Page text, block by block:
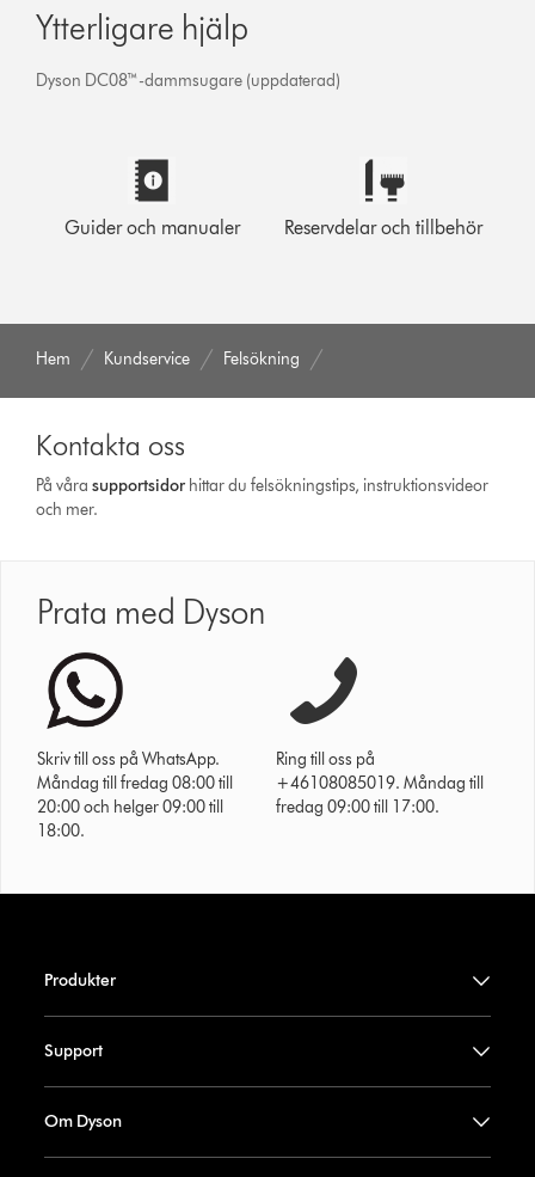
Ytterligare hjälp
Dyson DC08™-dammsugare (uppdaterad)
Guider och manualer Reservdelar och tillbehör
Hem Kundservice Felsökning
Kontakta oss
På vårasupport­sidor hittar du felsökningstips, instruktionsvideor
och mer.
Prata med Dyson
Skriv till oss på WhatsApp.
Måndag till fredag 08:00 till
20:00 och helger 09:00 till
18:00.
Ring till oss på
+46108085019. Måndag till
fredag 09:00 till 17:00.
Produkter
Support
Om Dyson